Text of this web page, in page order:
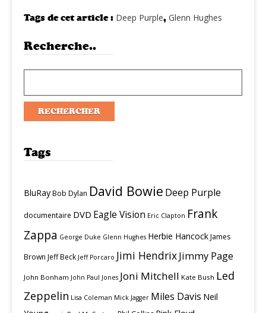
Tags de cet article : Deep Purple, Glenn Hughes
Recherche..
Tags
BluRayBob Dylan David Bowie Deep Purple
documentaire DVD Eagle Vision Eric Clapton Frank
Zappa George Duke Glenn Hughes Herbie HancockJames
Brown Jeff Beck Jeff Porcaro Jimi HendrixJimmy Page
John Bonham John Paul Jones Joni Mitchell Kate Bush Led
Zeppelin Lisa Coleman Mick Jagger Miles Davis Neil